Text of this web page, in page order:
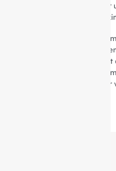
aisé et sécurisé. Parfait
exigeant une efficacité
Nos rouleaux caisse pour la
idéale pour ceux qui
qualité d’impression,
économie. Commandez dès
Sam4s ER-650pour